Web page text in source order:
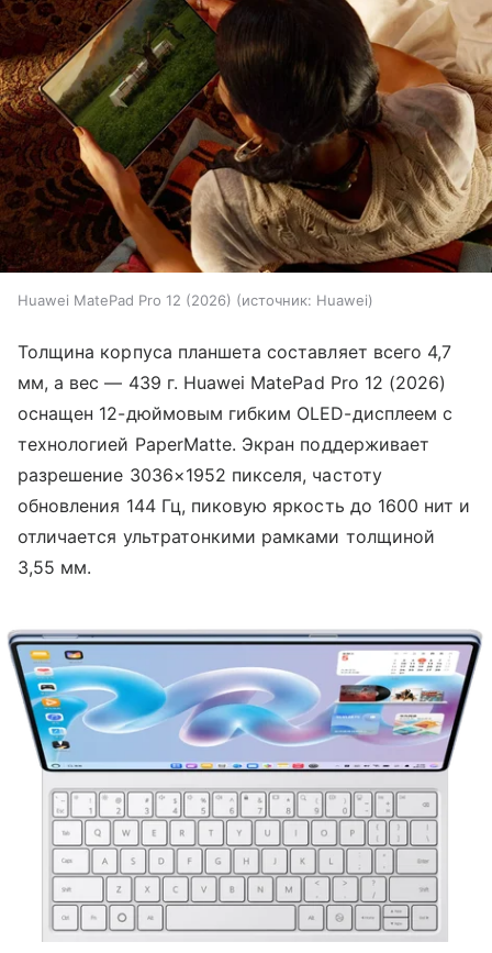
Huawei MatePad Pro 12 (2026) источник: Huawei
Толщина корпуса планшета составляет всего 4,7
мм, а вес — 439 г. Huawei MatePad Pro 12 (2026)
оснащен 12-дюймовым гибким OLED-дисплеем с
технологией PaperMatte. Экран поддерживает
разрешение 3036×1952 пикселя, частоту
обновления 144 Гц, пиковую яркость до 1600 нит и
отличается ультратонкими рамками толщиной
3,55 мм.